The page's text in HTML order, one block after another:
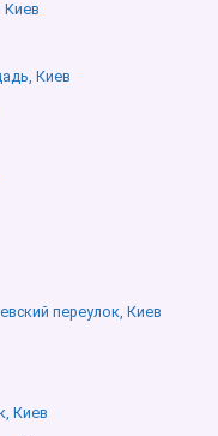
Киев
Киев
переулок, Киев
Киев